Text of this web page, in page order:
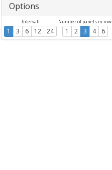
Options
Intervall
1 3 6 12 24
Number of panels in row
1 2 3 4 6